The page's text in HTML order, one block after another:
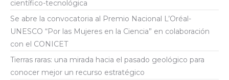
científico-tecnológica
Se abre la convocatoria al Premio Nacional L’Oréal-
UNESCO “Por las Mujeres en la Ciencia” en colaboración
con el CONICET
Tierras raras: una mirada hacia el pasado geológico para
conocer mejor un recurso estratégico